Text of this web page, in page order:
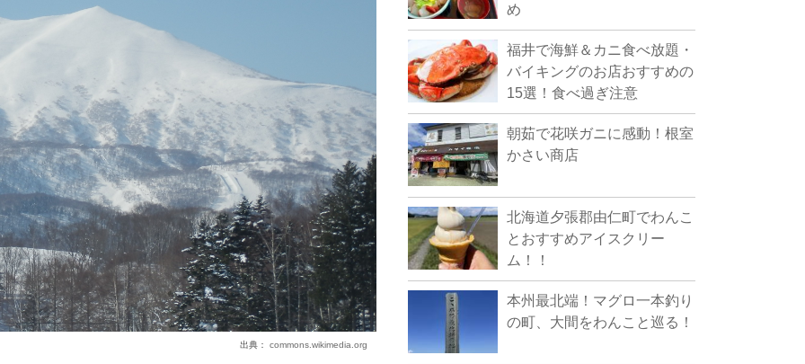
出典： commons.wikimedia.org
め
福井で海鮮＆カニ食べ放題・
バイキングのお店おすすめの
15選！食べ過ぎ注意
朝茹で花咲ガニに感動！根室
かさい商店
北海道夕張郡由仁町でわんこ
とおすすめアイスクリー
ム！！
本州最北端！マグロ一本釣り
の町、大間をわんこと巡る！